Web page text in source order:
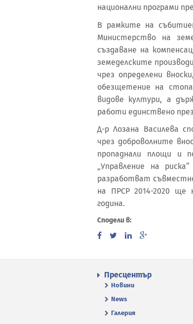
национални програми
В рамките на
Министерство на
създаване на
земеделските
чрез определени
обезщетение на
видове култури, а
работи единствено
Д-р Лозана Василева
чрез доброволните
пропаднали площи и
„Управление на
разработват
на ПРСР 2014-2020
година.
Сподели в:
Пресцентър
Новини
News
Галерия